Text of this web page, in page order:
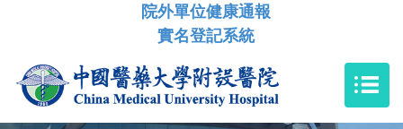
院外單位健康通報
實名登記系統